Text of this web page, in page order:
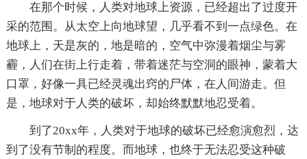
在那个时候，人类对地球上资源，已经超出了过度开
采的范围。从太空上向地球望，几乎看不到一点绿色。在
地球上，天是灰的，地是暗的，空气中弥漫着烟尘与雾
霾，人们在街上行走着，带着迷茫与空洞的眼神，蒙着大
口罩，好像一具已经灵魂出窍的尸体，在人间游走。但
是，地球对于人类的破坏，却始终默默地忍受着。
到了20xx年，人类对于地球的破坏已经愈演愈烈，达
到了没有节制的程度。而地球，也终于无法忍受这种破